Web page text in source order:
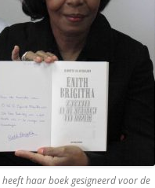
heeft haar boek gesigneerd voor de